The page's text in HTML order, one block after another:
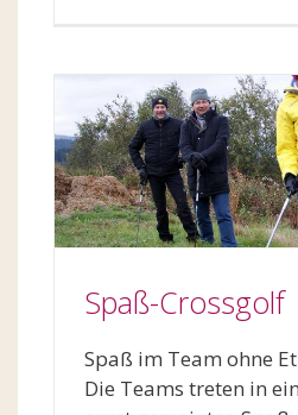
Spaß-Crossgolf
Spaß im Team ohne
Die Teams treten in